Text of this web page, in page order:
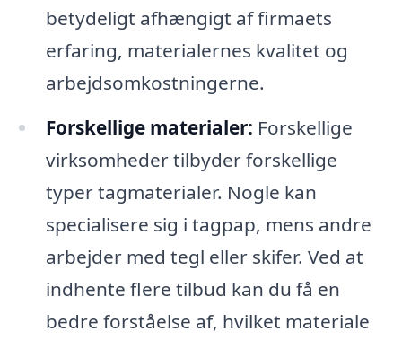
betydeligt afhængigt af firmaets
erfaring, materialernes kvalitet og
arbejdsomkostningerne.
Forskellige materialer: Forskellige
virksomheder tilbyder forskellige
typer tagmaterialer. Nogle kan
specialisere sig i tagpap, mens andre
arbejder med tegl eller skifer. Ved at
indhente flere tilbud kan du få en
bedre forståelse af, hvilket materiale